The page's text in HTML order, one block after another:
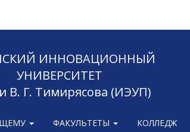
ИННОВАЦИОННЫЙ
УНИВЕРСИТЕТ
В. Г. Тимирясова (ИЭУП)
ФАКУЛЬТЕТЫ КОЛЛЕДЖ